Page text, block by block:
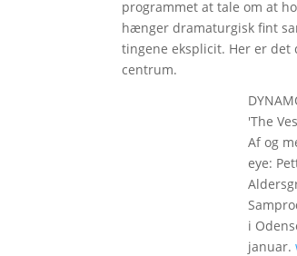
programmet at tale om at
hænger dramaturgisk fint
tingene eksplicit. Her er det
centrum.
'The
Af og
eye:
i
januar.